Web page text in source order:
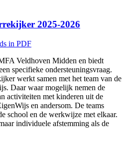
2025-2026
in PDF
Veldhoven Midden en biedt
specifieke ondersteuningsvraag.
werkt samen met het team van de
Daar waar mogelijk nemen de
activiteiten met kinderen uit de
en andersom. De teams
school en de werkwijze met elkaar.
individuele afstemming als de